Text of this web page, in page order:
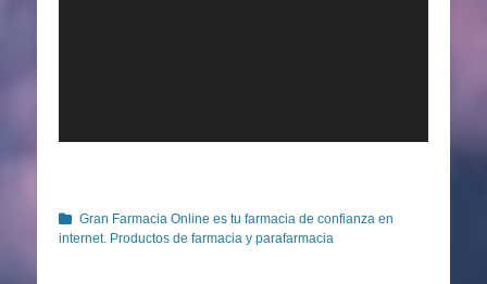
Categorías
Gran Farmacia Online es tu farmacia de confianza en
internet. Productos de farmacia y parafarmacia